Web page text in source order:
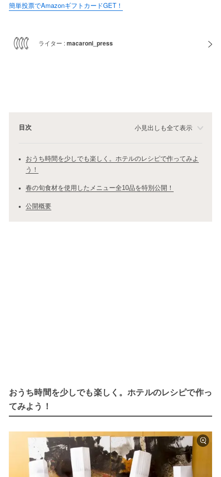
簡単投票でAmazonギフトカードGET！
ライター :macaroni_press
目次 小見出しも全て表示
おうち時間を少しでも楽しく。ホテルのレシピで作ってみよ
う！
春の旬食材を使用したメニュー全10品を特別公開！
公開概要
おうち時間を少しでも楽しく。ホテルのレシピで作っ
てみよう！